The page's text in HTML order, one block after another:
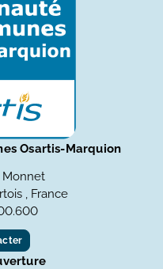
Osartis-Marquion
Monnet
, France